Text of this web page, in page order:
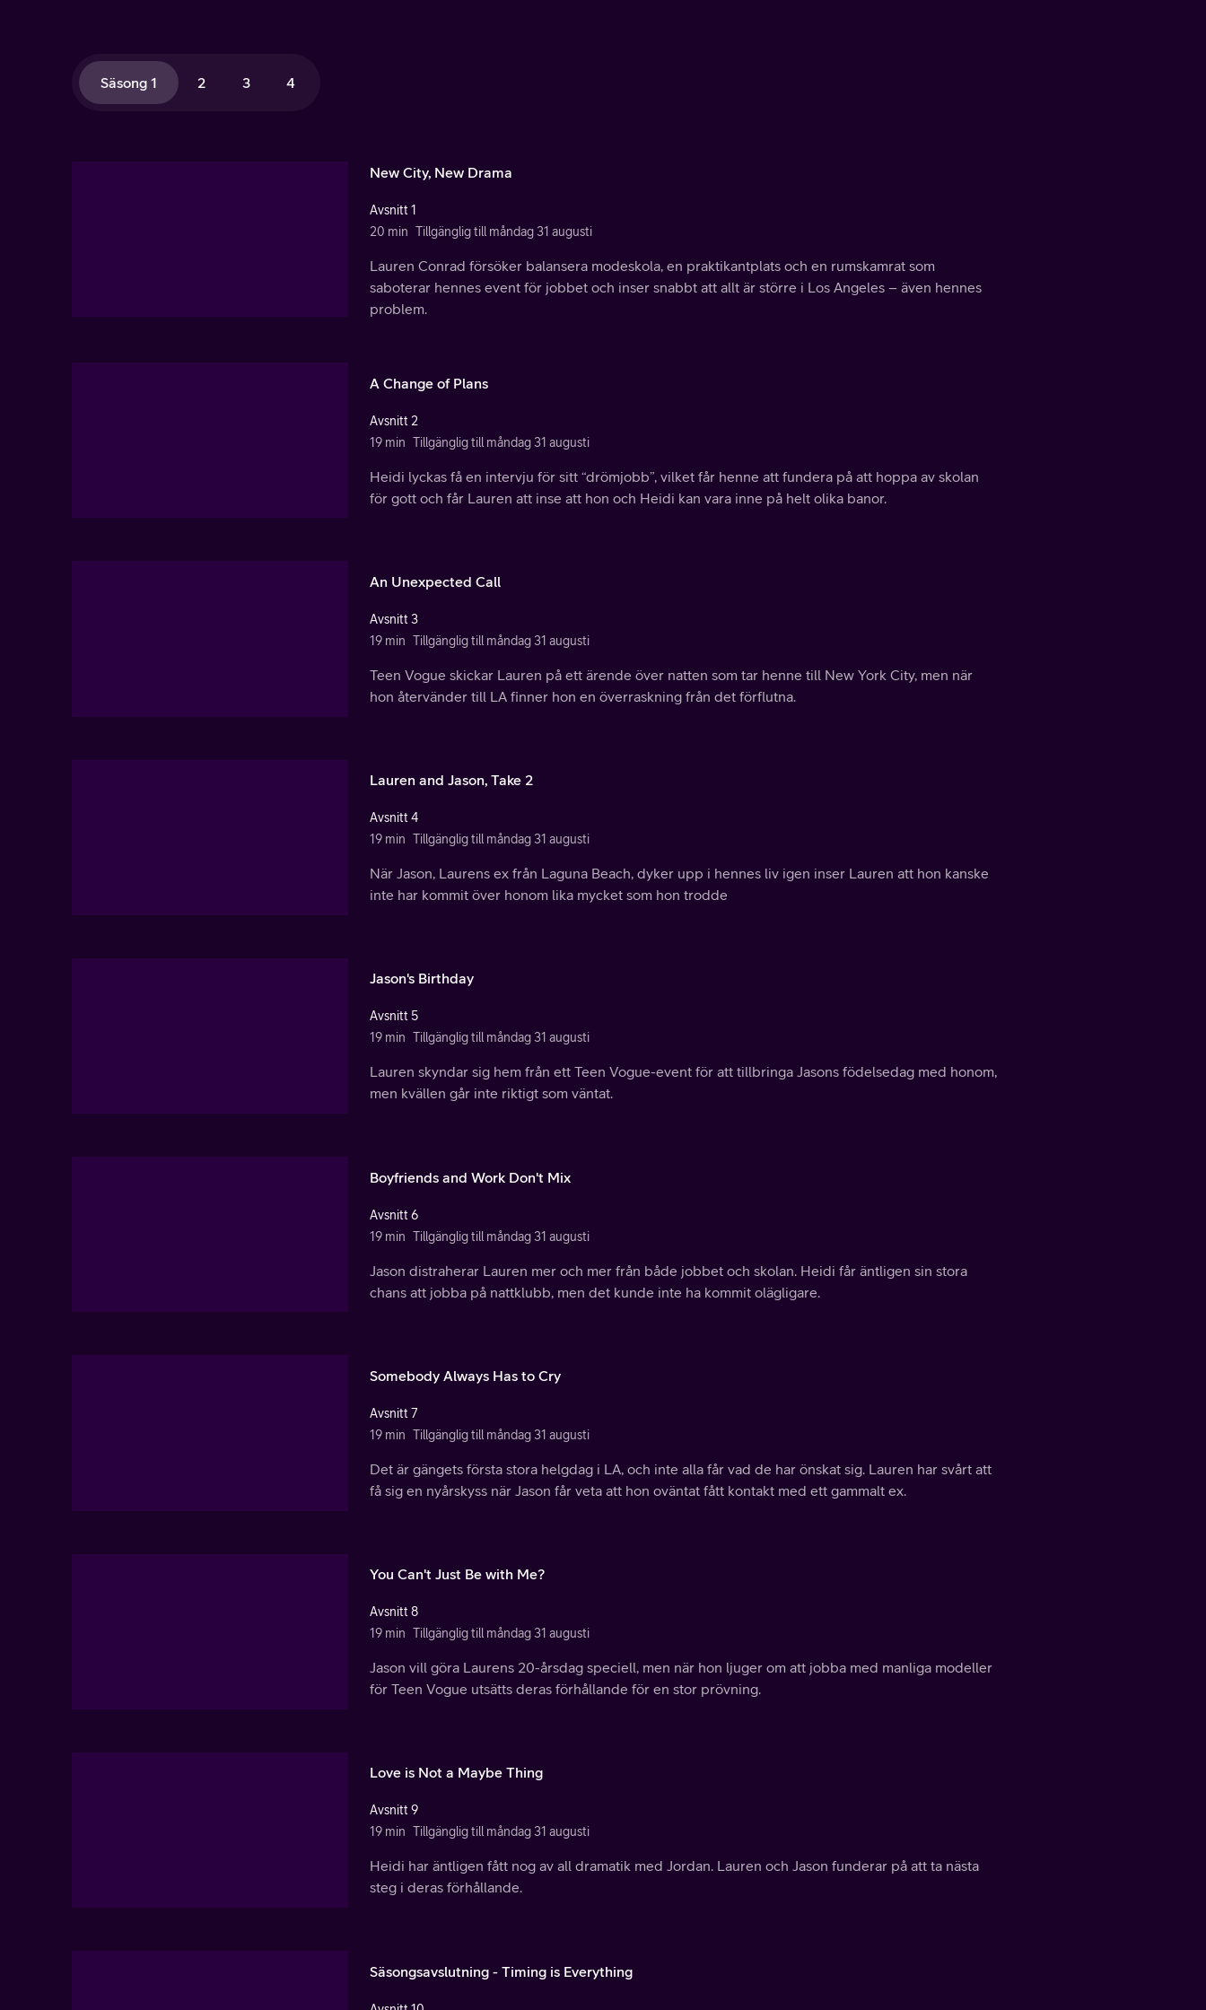
Säsong 1 2 3 4
New City, New Drama
Avsnitt 1
20 min Tillgänglig till måndag 31 augusti
Lauren Conrad försöker balansera modeskola, en praktikantplats och en rumskamrat som
saboterar hennes event för jobbet och inser snabbt att allt är större i Los Angeles – även hennes
problem.
A Change of Plans
Avsnitt 2
19 min Tillgänglig till måndag 31 augusti
Heidi lyckas få en intervju för sitt “drömjobb”, vilket får henne att fundera på att hoppa av skolan
för gott och får Lauren att inse att hon och Heidi kan vara inne på helt olika banor.
An Unexpected Call
Avsnitt 3
19 min Tillgänglig till måndag 31 augusti
Teen Vogue skickar Lauren på ett ärende över natten som tar henne till New York City, men när
hon återvänder till LA finner hon en överraskning från det förflutna.
Lauren and Jason, Take 2
Avsnitt 4
19 min Tillgänglig till måndag 31 augusti
När Jason, Laurens ex från Laguna Beach, dyker upp i hennes liv igen inser Lauren att hon kanske
inte har kommit över honom lika mycket som hon trodde
Jason's Birthday
Avsnitt 5
19 min Tillgänglig till måndag 31 augusti
Lauren skyndar sig hem från ett Teen Vogue-event för att tillbringa Jasons födelsedag med honom,
men kvällen går inte riktigt som väntat.
Boyfriends and Work Don't Mix
Avsnitt 6
19 min Tillgänglig till måndag 31 augusti
Jason distraherar Lauren mer och mer från både jobbet och skolan. Heidi får äntligen sin stora
chans att jobba på nattklubb, men det kunde inte ha kommit olägligare.
Somebody Always Has to Cry
Avsnitt 7
19 min Tillgänglig till måndag 31 augusti
Det är gängets första stora helgdag i LA, och inte alla får vad de har önskat sig. Lauren har svårt att
få sig en nyårskyss när Jason får veta att hon oväntat fått kontakt med ett gammalt ex.
You Can't Just Be with Me?
Avsnitt 8
19 min Tillgänglig till måndag 31 augusti
Jason vill göra Laurens 20-årsdag speciell, men när hon ljuger om att jobba med manliga modeller
för Teen Vogue utsätts deras förhållande för en stor prövning.
Love is Not a Maybe Thing
Avsnitt 9
19 min Tillgänglig till måndag 31 augusti
Heidi har äntligen fått nog av all dramatik med Jordan. Lauren och Jason funderar på att ta nästa
steg i deras förhållande.
Säsongsavslutning - Timing is Everything